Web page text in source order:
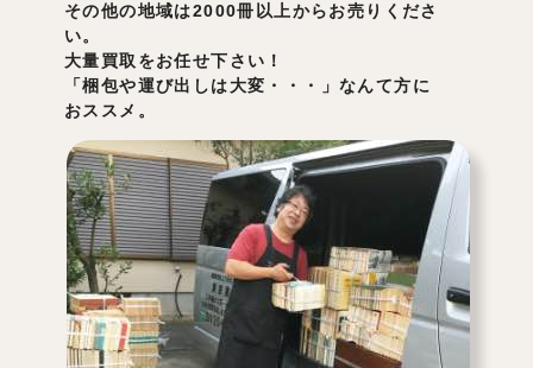
その他の地域は2000冊以上からお売りくださ
い。
大量買取をお任せ下さい！
「梱包や運び出しは大変・・・」なんて方に
おススメ。